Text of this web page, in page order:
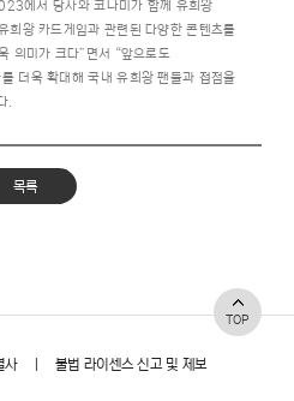
에서 당사와 코나미가 함께 유희왕
희왕 카드게임과 관련된 다양한 콘텐츠를
의미가 크다”면서 “앞으로도
더욱 확대해 국내 유희왕 팬들과 접점을
.
목록
TOP
사|불법 라이센스 신고 및 제보